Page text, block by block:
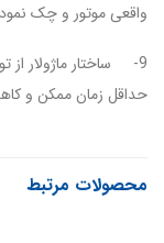
واقعی موتور و چک
9-
حداقل زمان ممکن و
محصولات مرتبط